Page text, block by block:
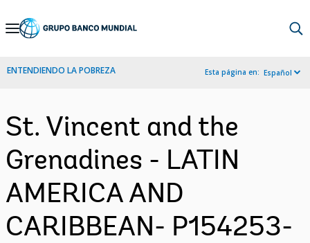
Skip
Navigation
ENTENDIENDO LA POBREZA Esta página en: Español
St. Vincent and the
Grenadines - LATIN
AMERICA AND
CARIBBEAN- P154253-